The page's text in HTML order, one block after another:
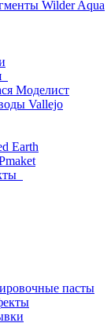
Wilder Aqua
Моделист
Vallejo
Earth
пасты